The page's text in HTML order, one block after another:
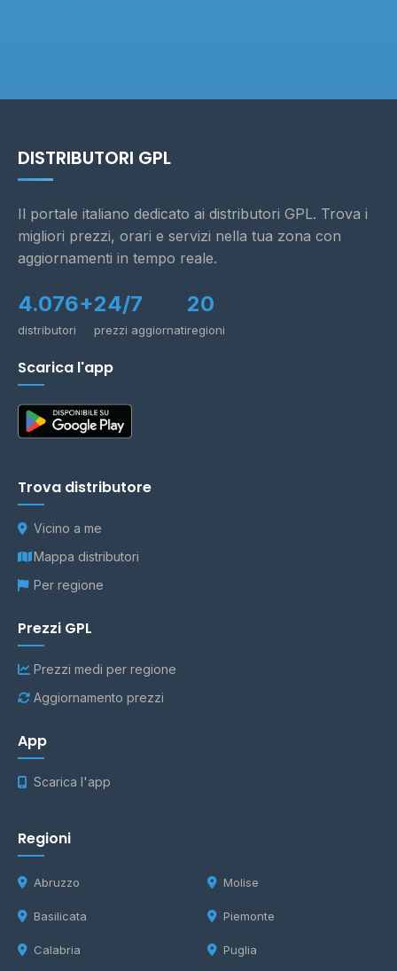
DISTRIBUTORI GPL
Il portale italiano dedicato ai distributori GPL. Trova i
migliori prezzi, orari e servizi nella tua zona con
aggiornamenti in tempo reale.
4.076+
distributori
24/7
prezzi aggiornati
20
regioni
Scarica l'app
Trova distributore
Vicino a me
Mappa distributori
Per regione
Prezzi GPL
Prezzi medi per regione
Aggiornamento prezzi
App
Scarica l'app
Regioni
Abruzzo
Basilicata
Calabria
Molise
Piemonte
Puglia